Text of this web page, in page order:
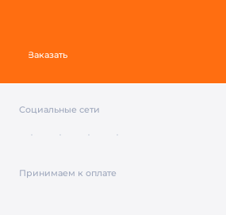
Заказать
Социальные сети
Принимаем к оплате